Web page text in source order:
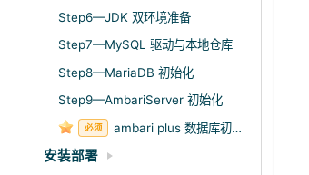
Step6—JDK 双环境准备
Step7—MySQL 驱动与本地仓库
Step8—MariaDB 初始化
Step9—AmbariServer 初始化
必须 ambari plus 数据库初始化文件
安装部署